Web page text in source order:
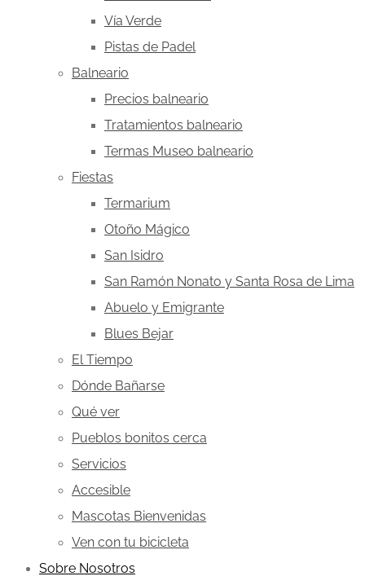
Vía Verde
Pistas de Padel
Balneario
Precios balneario
Tratamientos balneario
Termas Museo balneario
Fiestas
Termarium
Otoño Mágico
San Isidro
San Ramón Nonato y Santa Rosa de Lima
Abuelo y Emigrante
Blues Bejar
El Tiempo
Dónde Bañarse
Qué ver
Pueblos bonitos cerca
Servicios
Accesible
Mascotas Bienvenidas
Ven con tu bicicleta
Sobre Nosotros